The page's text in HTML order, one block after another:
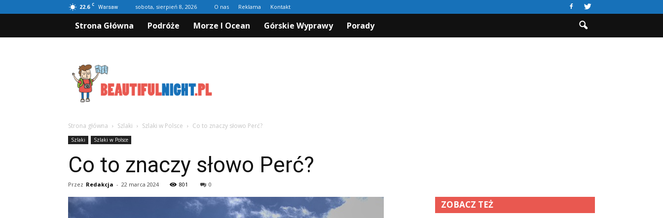
22.6 C Warsaw sobota, sierpień 8, 2026 O nas Reklama Kontakt
Strona Główna Podróże Morze I Ocean Górskie Wyprawy Porady
Strona główna Szlaki Szlaki w Polsce Co to znaczy słowo Perć?
Szlaki Szlaki w Polsce
Co to znaczy słowo Perć?
Przez Redakcja - 22 marca 2024 801 0
ZOBACZ TEŻ